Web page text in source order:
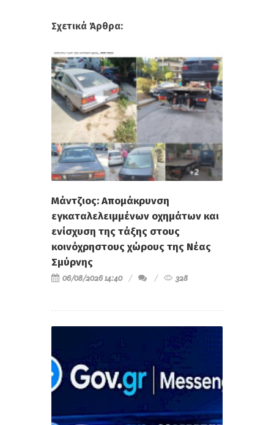
Σχετικά Άρθρα:
Μάντζιος: Απομάκρυνση
εγκαταλελειμμένων οχημάτων και
ενίσχυση της τάξης στους
κοινόχρηστους χώρους της Νέας
Σμύρνης
06/08/2026 14:40 328